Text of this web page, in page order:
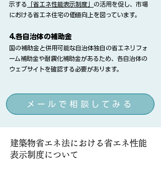
示する
「省エネ性能表示制度」 の活用を促し、市場
における省エネ住宅の価値向上を図っています。
4.各自治体の補助金
国の補助金と併用可能な自治体独自の省エネリフォ
ーム補助金や耐震化補助金があるため、各自治体の
ウェブサイトを確認する必要があります。
メールで相談してみる
​建築物省エネ法における省エネ性能
表示制度について